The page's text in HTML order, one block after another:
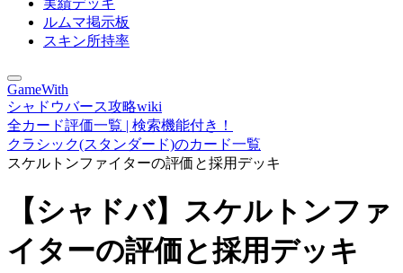
実績デッキ
ルムマ掲示板
スキン所持率
GameWith
シャドウバース攻略wiki
全カード評価一覧 | 検索機能付き！
クラシック(スタンダード)のカード一覧
スケルトンファイターの評価と採用デッキ
【シャドバ】スケルトンファ
イターの評価と採用デッキ